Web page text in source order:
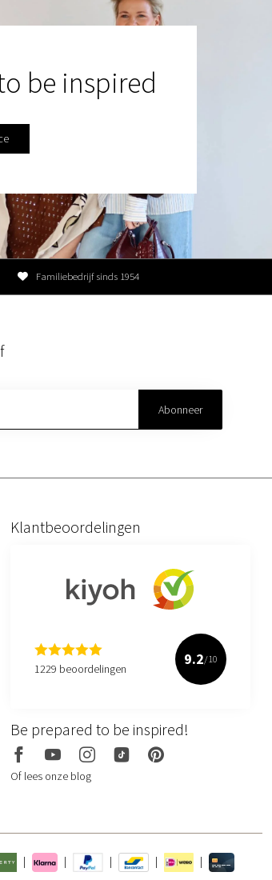
be inspired
Familiebedrijf sinds 1954
Abonneer
Klantbeoordelingen
1229 beoordelingen
9.2/10
Be prepared to be inspired!
Of lees onze blog